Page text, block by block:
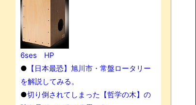
6ses HP
● 【日本最恐】旭川市・常盤ロータリー
を解説してみる。
●切り倒されてしまった【哲学の木】の